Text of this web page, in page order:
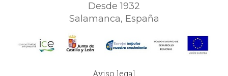
Desde 1932
Salamanca, España
Aviso legal